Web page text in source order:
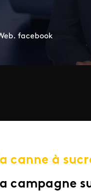
facebook
canne à
campagne